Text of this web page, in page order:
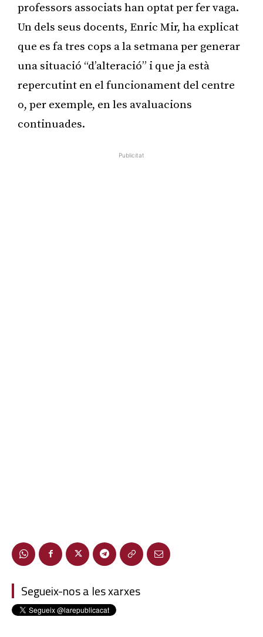
professors associats han optat per fer vaga.
Un dels seus docents, Enric Mir, ha explicat
que es fa tres cops a la setmana per generar
una situació “d’alteració” i que ja està
repercutint en el funcionament del centre
o, per exemple, en les avaluacions
continuades.
Publicitat
Segueix-nos a les xarxes